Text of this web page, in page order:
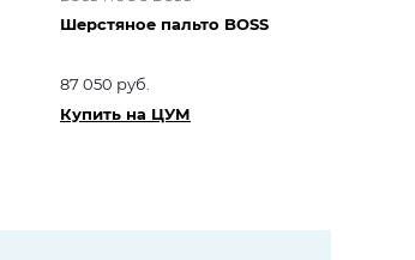
Шерстяное пальто BOSS
87 050 руб.
Купить на ЦУМ